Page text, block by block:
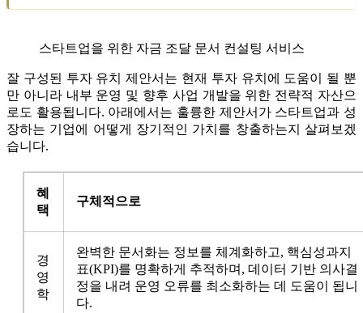
스타트업을 위한 자금 조달 문서 컨설팅 서비스
잘 구성된 투자 유치 제안서는 현재 투자 유치에 도움이 될 뿐
만 아니라 내부 운영 및 향후 사업 개발을 위한 전략적 자산으
로도 활용됩니다. 아래에서는 훌륭한 제안서가 스타트업과 성
장하는 기업에 어떻게 장기적인 가치를 창출하는지 살펴보겠
습니다.
혜
택
구체적으로
경
영
학
완벽한 문서화는 정보를 체계화하고, 핵심성과지
표(KPI)를 명확하게 추적하며, 데이터 기반 의사결
정을 내려 운영 오류를 최소화하는 데 도움이 됩니
다.